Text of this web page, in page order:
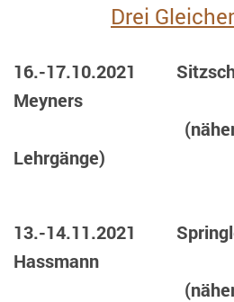
Drei
16.-17.10.2021
Meyners
(näheres
Lehrgänge)
13.-14.11.2021
Hassmann
(näheres